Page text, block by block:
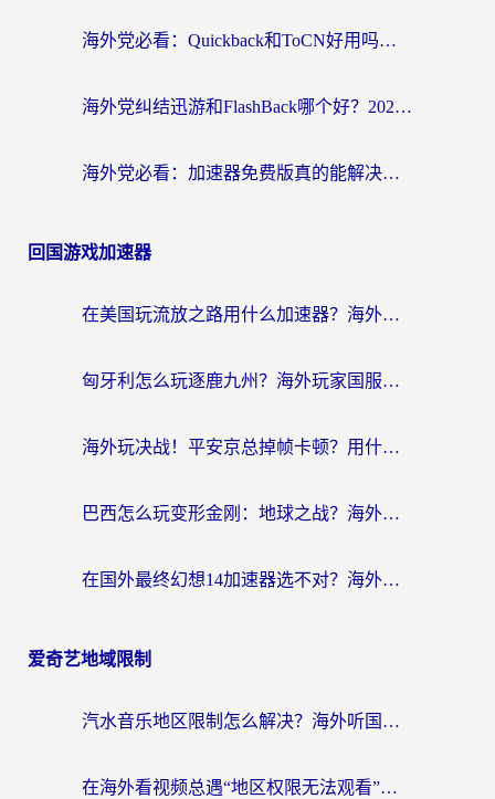
海外党必看：Quickback和ToCN好用吗？3分钟选对回国加速器的实用指南
海外党纠结迅游和FlashBack哪个好？2026实用指南教你选对回国加速器
海外党必看：加速器免费版真的能解决回国访问难题吗？附实用选择指南
回国游戏加速器
在美国玩流放之路用什么加速器？海外党国服游戏不卡顿的终极攻略
匈牙利怎么玩逐鹿九州？海外玩家国服游戏加速器终极指南（附永劫无间荣耀新三国解决方案）
海外玩决战！平安京总掉帧卡顿？用什么加速器比较好？实测指南来了
巴西怎么玩变形金刚：地球之战？海外玩家国服游戏加速终极指南（附新诛仙延迟密室逃脱18解决办法）
在国外最终幻想14加速器选不对？海外玩家的国服游戏加速避坑指南
爱奇艺地域限制
汽水音乐地区限制怎么解决？海外听国内音乐的实用指南来了
在海外看视频总遇“地区权限无法观看”？这篇攻略帮你轻松解锁国内影视动漫